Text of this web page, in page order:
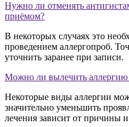
Нужно ли отменять
приёмом?
В некоторых случаях это
проведением аллергопроб.
уточнить заранее при записи.
Можно ли вылечить аллергию
Некоторые виды аллергии
значительно уменьшить
лечения зависит от причины